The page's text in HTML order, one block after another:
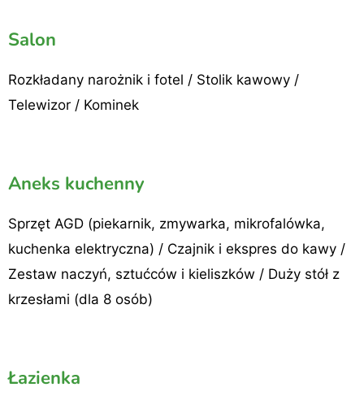
Salon
Rozkładany narożnik i fotel / Stolik kawowy /
Telewizor / Kominek
Aneks kuchenny
Sprzęt AGD (piekarnik, zmywarka, mikrofalówka,
kuchenka elektryczna) / Czajnik i ekspres do kawy /
Zestaw naczyń, sztućców i kieliszków / Duży stół z
krzesłami (dla 8 osób)
Łazienka